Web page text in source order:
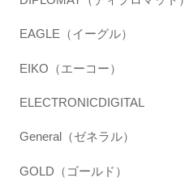
EAGLE（イーグル）
EIKO（エーコー）
ELECTRONICDIGITAL
General（ゼネラル）
GOLD（ゴールド）